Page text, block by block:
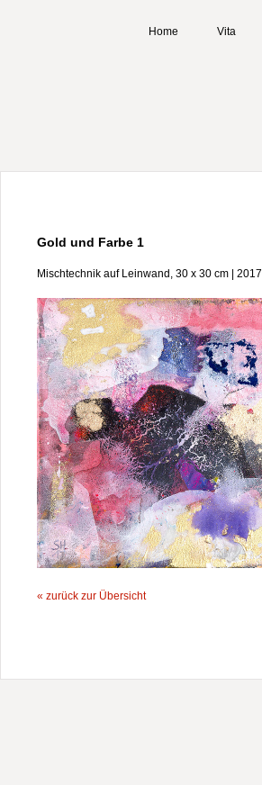
Home Vita
Gold und Farbe 1
Mischtechnik auf Leinwand, 30 x 30 cm | 2017
« zurück zur Übersicht